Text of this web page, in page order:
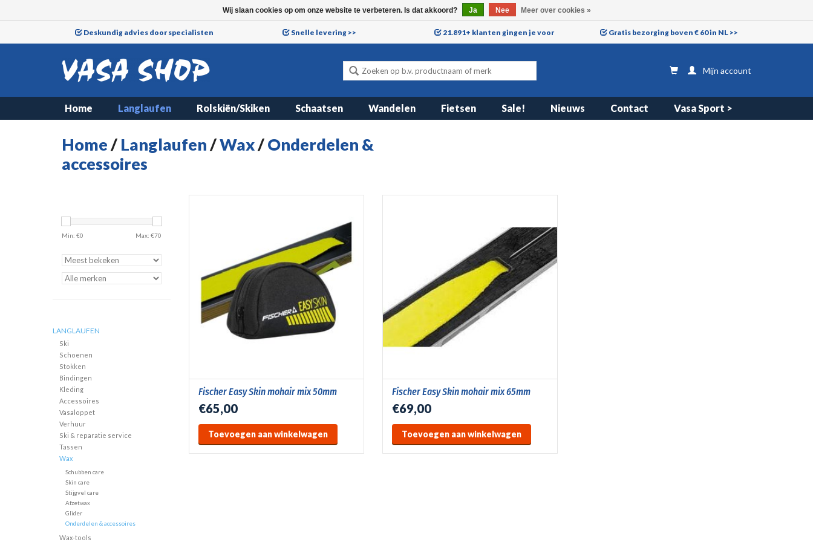
Deskundig advies door specialisten Snelle levering >> 21.891+ klanten gingen je voor Gratis bezorging boven € 60 in NL >>
Mijn account
Home Langlaufen Rolskiën/Skiken Schaatsen Wandelen Fietsen Sale! Nieuws Contact Vasa Sport >
Home/ Langlaufen/Wax/Onderdelen &
accessoires
Min: €0 Max: €70
LANGLAUFEN
Ski
Schoenen
Stokken
Bindingen
Kleding
Accessoires
Vasaloppet
Verhuur
Ski & reparatie service
Tassen
Wax
Schubben care
Skin care
Stijgvel care
Afzetwax
Glider
Onderdelen & accessoires
Wax-tools
Fischer Easy Skin mohair mix 50mm
€65,00
Toevoegen aan winkelwagen
Fischer Easy Skin mohair mix 65mm
€69,00
Toevoegen aan winkelwagen
Wij slaan cookies op om onze website te verbeteren. Is dat akkoord? Ja Nee Meer over cookies »